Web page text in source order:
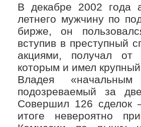
В декабре 2002 года
летнего мужчину по
бирже, он
вступив в преступный
акциями, получал от
которым и имел
Владея
подозреваемый за
Совершил 126 сделок
итоге невероятно